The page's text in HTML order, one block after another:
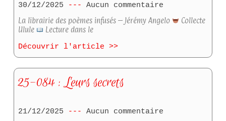
30/12/2025
Aucun commentaire
La librairie des poèmes infusés – Jérémy Angelo
Collecte
Ulule
Lecture dans le
Découvrir l'article >>
25-084 : Leurs secrets
21/12/2025
Aucun commentaire